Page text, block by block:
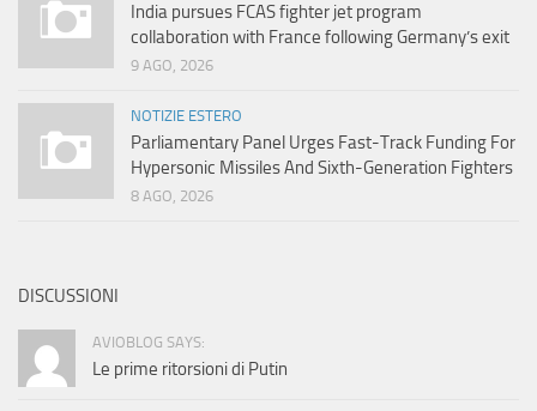
India pursues FCAS fighter jet program
collaboration with France following Germany’s exit
9 AGO, 2026
NOTIZIE ESTERO
Parliamentary Panel Urges Fast-Track Funding For
Hypersonic Missiles And Sixth-Generation Fighters
8 AGO, 2026
DISCUSSIONI
AVIOBLOG SAYS:
Le prime ritorsioni di Putin